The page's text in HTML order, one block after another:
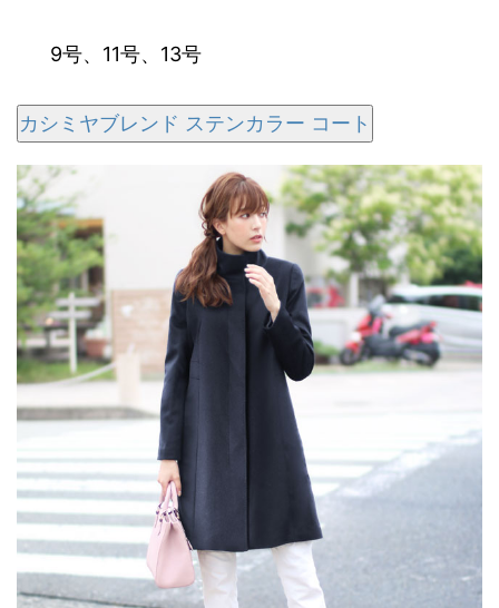
9号、 11号、 13号
カシミヤブレンド ステンカラー コート